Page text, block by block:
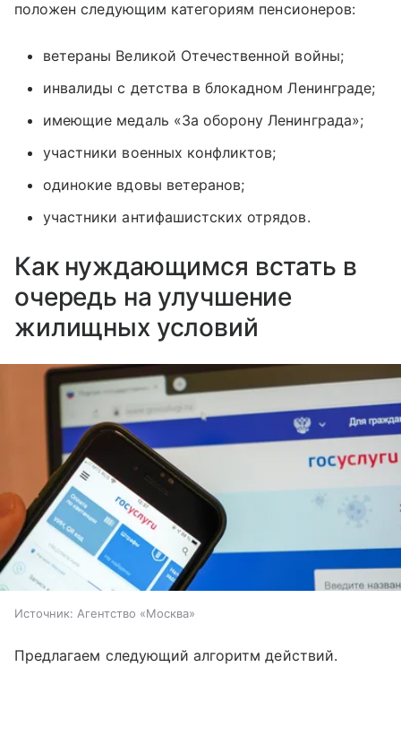
положен следующим категориям пенсионеров:
ветераны Великой Отечественной войны;
инвалиды с детства в блокадном Ленинграде;
имеющие медаль «За оборону Ленинграда»;
участники военных конфликтов;
одинокие вдовы ветеранов;
участники антифашистских отрядов.
Как нуждающимся встать в
очередь на улучшение
жилищных условий
Источник: Агентство «Москва»
Предлагаем следующий алгоритм действий.